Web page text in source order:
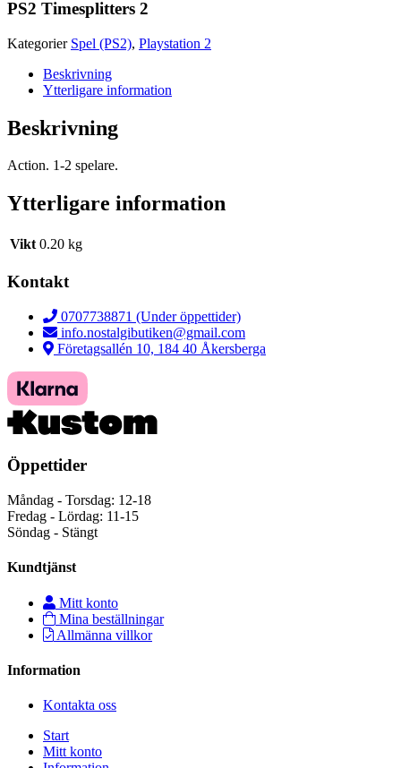
PS2 Timesplitters 2
Kategorier Spel (PS2), Playstation 2
Beskrivning
Ytterligare information
Beskrivning
Action. 1-2 spelare.
Ytterligare information
Vikt 0.20 kg
Kontakt
0707738871 (Under öppettider)
info.nostalgibutiken@gmail.com
Företagsallén 10, 184 40 Åkersberga
Öppettider
Måndag - Torsdag: 12-18
Fredag - Lördag: 11-15
Söndag - Stängt
Kundtjänst
Mitt konto
Mina beställningar
Allmänna villkor
Information
Kontakta oss
Start
Mitt konto